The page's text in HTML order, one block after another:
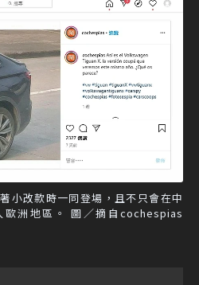
小改款時一同登場，且不只會在中
洲地區。 圖／摘自cochespias